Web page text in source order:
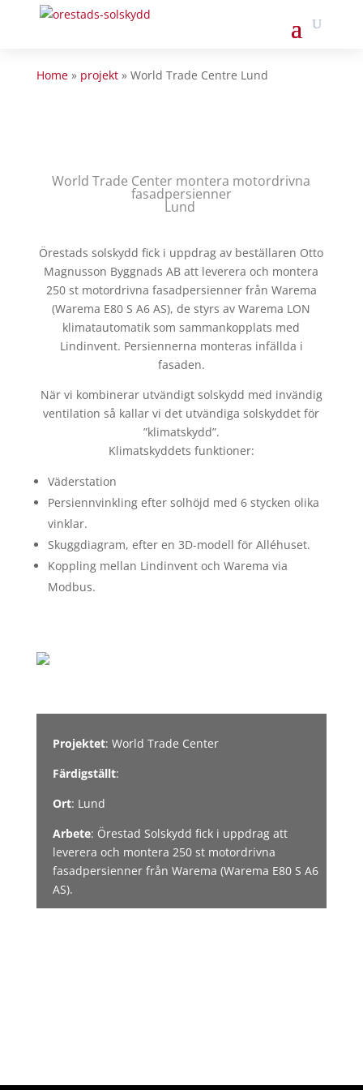
Home» projekt» World Trade Centre Lund
World Trade Center montera motordrivna
fasadpersienner
Lund
Örestads solskydd fick i uppdrag av beställaren Otto
Magnusson Byggnads AB att leverera och montera
250 st motordrivna fasadpersienner från Warema
(Warema E80 S A6 AS), de styrs av Warema LON
klimatautomatik som sammankopplats med
Lindinvent. Persiennerna monteras infällda i
fasaden.
När vi kombinerar utvändigt solskydd med invändig
ventilation så kallar vi det utvändiga solskyddet för
”klimatskydd”.
Klimatskyddets funktioner:
Väderstation
Persiennvinkling efter solhöjd med 6 stycken olika
vinklar.
Skuggdiagram, efter en 3D-modell för Alléhuset.
Koppling mellan Lindinvent och Warema via
Modbus.
Projektet: World Trade Center
Färdigställt:
Ort: Lund
Arbete: Örestad Solskydd fick i uppdrag att
leverera och montera 250 st motordrivna
fasadpersienner från Warema (Warema E80 S A6
AS).